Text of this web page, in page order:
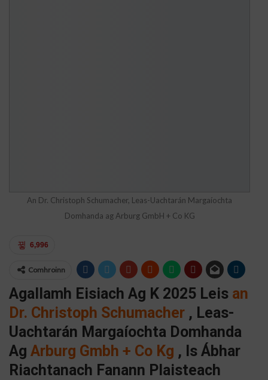
An Dr. Christoph Schumacher, Leas-Uachtarán Margaíochta
Domhanda ag Arburg GmbH + Co KG
6,996
Comhroinn
Agallamh Eisiach Ag K 2025 Leis an
Dr. Christoph Schumacher , Leas-
Uachtarán Margaíochta Domhanda
Ag Arburg Gmbh + Co Kg , Is Ábhar
Riachtanach Fanann Plaisteach